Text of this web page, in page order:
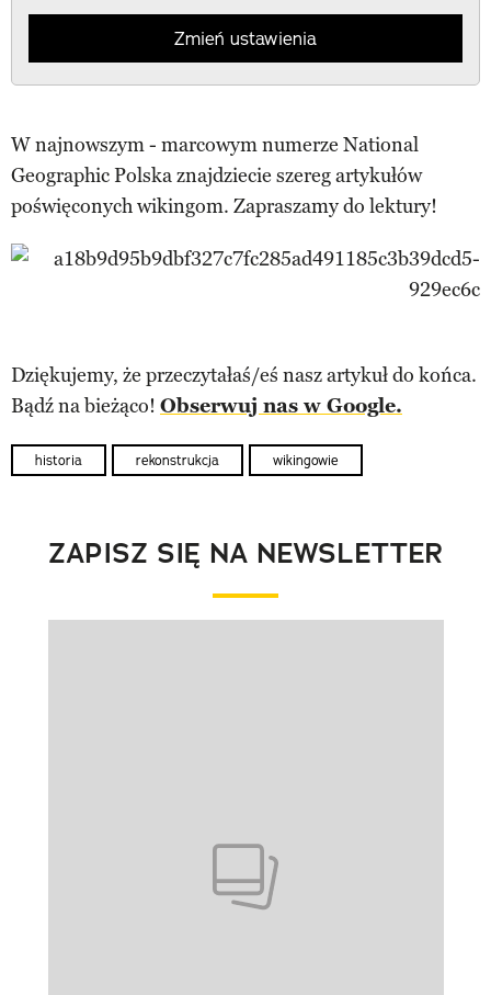
Zmień ustawienia
W najnowszym - marcowym numerze National
Geographic Polska znajdziecie szereg artykułów
poświęconych wikingom. Zapraszamy do lektury!
Dziękujemy, że przeczytałaś/eś nasz artykuł do końca.
Bądź na bieżąco! Obserwuj nas w Google.
historia rekonstrukcja wikingowie
ZAPISZ SIĘ NA NEWSLETTER